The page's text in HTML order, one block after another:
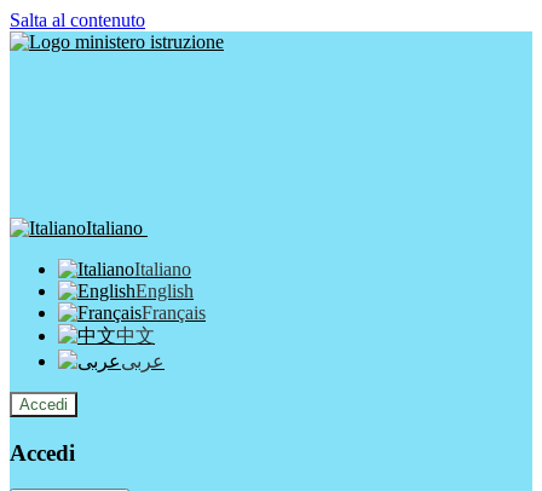
Salta al contenuto
Italiano
Italiano
English
Français
中文
عربى
Accedi
Accedi